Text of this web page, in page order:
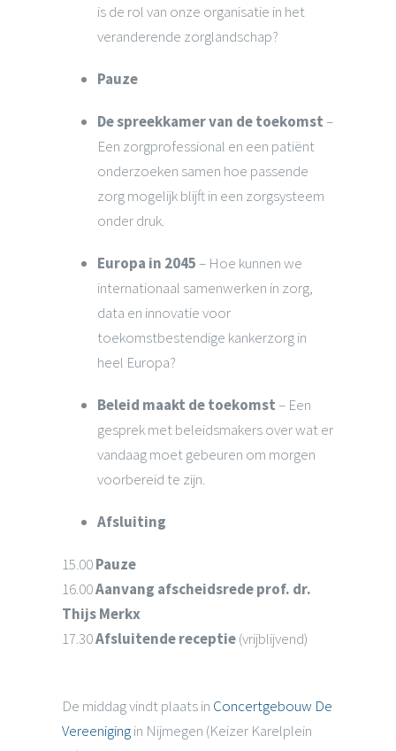
is de rol van onze organisatie in het
veranderende zorglandschap?
Pauze
De spreekkamer van de toekomst–
Een zorgprofessional en een patiënt
onderzoeken samen hoe passende
zorg mogelijk blijft in een zorgsysteem
onder druk.
Europa in 2045– Hoe kunnen we
internationaal samenwerken in zorg,
data en innovatie voor
toekomstbestendige kankerzorg in
heel Europa?
Beleid maakt de toekomst– Een
gesprek met beleidsmakers over wat er
vandaag moet gebeuren om morgen
voorbereid te zijn.
Afsluiting
15.00Pauze
16.00Aanvang afscheidsrede prof. dr.
Thijs Merkx
17.30Afsluitende receptie(vrijblijvend)
De middag vindt plaats in Concertgebouw De
Vereenigingin Nijmegen (Keizer Karelplein